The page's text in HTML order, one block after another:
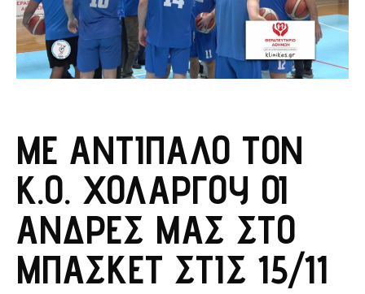
ΜΕ ΑΝΤΊΠΑΛΟ ΤΟΝ
Κ.Ο. ΧΟΛΑΡΓΟΎ ΟΙ
ΆΝΔΡΕΣ ΜΑΣ ΣΤΟ
ΜΠΆΣΚΕΤ ΣΤΙΣ 15/11